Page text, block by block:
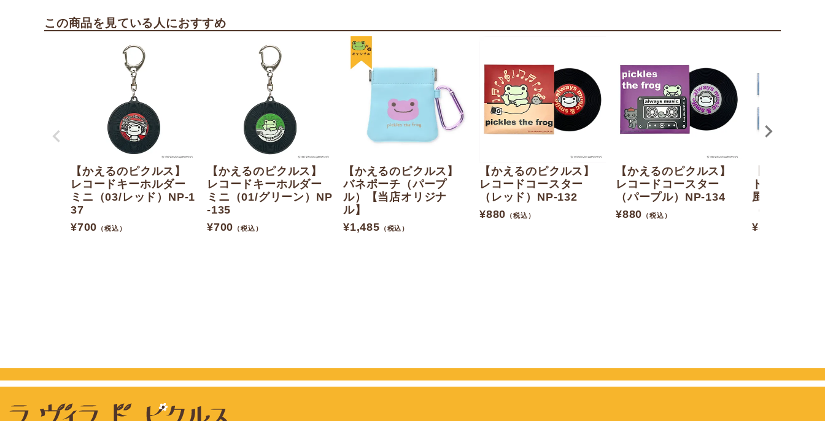
この商品を見ている人におすすめ
【かえるのピクルス】
レコードキーホルダー
ミニ（03/レッド）NP-1
37
¥700 （税込）
【かえるのピクルス】
レコードキーホルダー
ミニ（01/グリーン）NP
-135
¥700 （税込）
【かえるのピクルス】
バネポーチ（パープ
ル）【当店オリジナ
ル】
¥1,485 （税込）
【かえるのピクルス】
レコードコースター
（レッド）NP-132
¥880 （税込）
【かえるのピクルス】
レコードコースター
（パープル）NP-134
¥880 （税込）
トレーディ
風キーホルダ
（全6種）
¥825